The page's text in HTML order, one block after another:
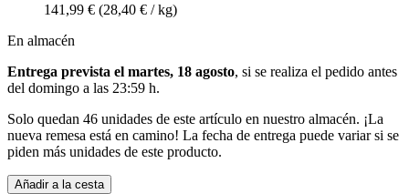
141,99 € (28,40 € / kg)
En almacén
Entrega prevista el martes, 18 agosto, si se realiza el pedido antes
del domingo a las 23:59 h.
Solo quedan 46 unidades de este artículo en nuestro almacén. ¡La
nueva remesa está en camino! La fecha de entrega puede variar si se
piden más unidades de este producto.
Añadir a la cesta